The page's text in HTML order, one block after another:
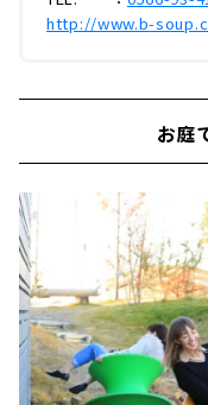
http://www.b-
お庭